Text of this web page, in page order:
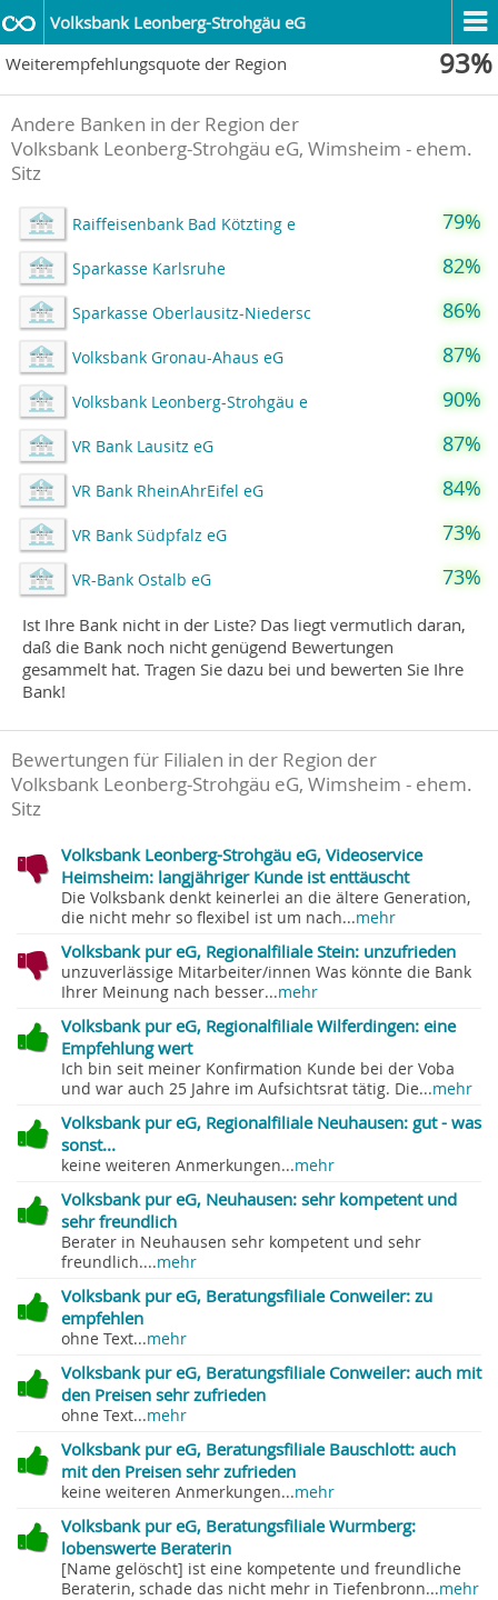
Volksbank Leonberg-Strohgäu eG
Weiterempfehlungsquote der Region
93%
Andere Banken in der Region der
Volksbank Leonberg-Strohgäu eG, Wimsheim - ehem.
Sitz
Raiffeisenbank Bad Kötzting e 79%
Sparkasse Karlsruhe 82%
Sparkasse Oberlausitz-Niedersc 86%
Volksbank Gronau-Ahaus eG 87%
Volksbank Leonberg-Strohgäu e 90%
VR Bank Lausitz eG 87%
VR Bank RheinAhrEifel eG 84%
VR Bank Südpfalz eG 73%
VR-Bank Ostalb eG 73%
Ist Ihre Bank nicht in der Liste? Das liegt vermutlich daran,
daß die Bank noch nicht genügend Bewertungen
gesammelt hat. Tragen Sie dazu bei und bewerten Sie Ihre
Bank!
Bewertungen für Filialen in der Region der
Volksbank Leonberg-Strohgäu eG, Wimsheim - ehem.
Sitz
Volksbank Leonberg-Strohgäu eG, Videoservice
Heimsheim: langjähriger Kunde ist enttäuscht
Die Volksbank denkt keinerlei an die ältere Generation,
die nicht mehr so flexibel ist um nach...mehr
Volksbank pur eG, Regionalfiliale Stein: unzufrieden
unzuverlässige Mitarbeiter/innen Was könnte die Bank
Ihrer Meinung nach besser...mehr
Volksbank pur eG, Regionalfiliale Wilferdingen: eine
Empfehlung wert
Ich bin seit meiner Konfirmation Kunde bei der Voba
und war auch 25 Jahre im Aufsichtsrat tätig. Die...mehr
Volksbank pur eG, Regionalfiliale Neuhausen: gut - was
sonst...
keine weiteren Anmerkungen...mehr
Volksbank pur eG, Neuhausen: sehr kompetent und
sehr freundlich
Berater in Neuhausen sehr kompetent und sehr
freundlich....mehr
Volksbank pur eG, Beratungsfiliale Conweiler: zu
empfehlen
ohne Text...mehr
Volksbank pur eG, Beratungsfiliale Conweiler: auch mit
den Preisen sehr zufrieden
ohne Text...mehr
Volksbank pur eG, Beratungsfiliale Bauschlott: auch
mit den Preisen sehr zufrieden
keine weiteren Anmerkungen...mehr
Volksbank pur eG, Beratungsfiliale Wurmberg:
lobenswerte Beraterin
[Name gelöscht] ist eine kompetente und freundliche
Beraterin, schade das nicht mehr in Tiefenbronn...mehr